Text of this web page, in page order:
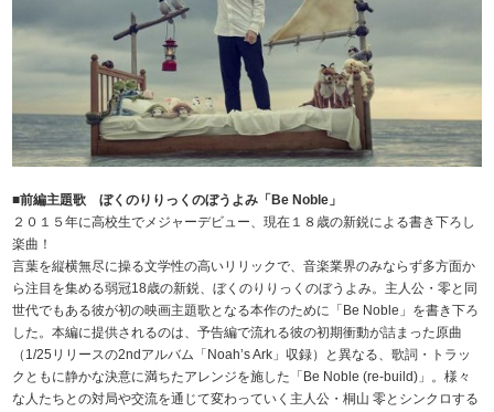
■前編主題歌 ぼくのりりっくのぼうよみ「Be Noble」
２０１５年に高校生でメジャーデビュー、現在１８歳の新鋭による書き下ろし
楽曲！
言葉を縦横無尽に操る文学性の高いリリックで、音楽業界のみならず多方面か
ら注目を集める弱冠18歳の新鋭、ぼくのりりっくのぼうよみ。主人公・零と同
世代でもある彼が初の映画主題歌となる本作のために「Be Noble」を書き下ろ
した。本編に提供されるのは、予告編で流れる彼の初期衝動が詰まった原曲
（1/25リリースの2ndアルバム「Noah’s Ark」収録）と異なる、歌詞・トラッ
クともに静かな決意に満ちたアレンジを施した「Be Noble (re-build)」。様々
な人たちとの対局や交流を通じて変わっていく主人公・桐山 零とシンクロする